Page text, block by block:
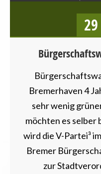
29
Bremerhaven 4
sehr wenig
möchten es selber
wird die V-Partei³
Bremer
zur